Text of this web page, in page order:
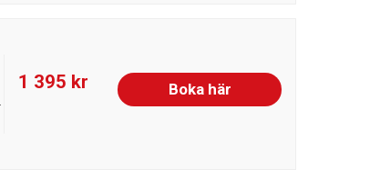
1 395 kr Boka här